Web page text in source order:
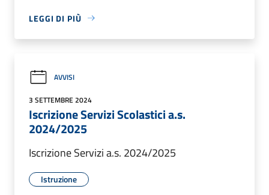
LEGGI DI PIÙ
AVVISI
3 SETTEMBRE 2024
Iscrizione Servizi Scolastici a.s.
2024/2025
Iscrizione Servizi a.s. 2024/2025
Istruzione